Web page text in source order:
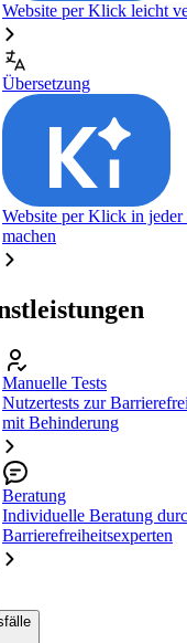
Website per Klick leicht
Übersetzung
Website per Klick in jeder
machen
Manuelle Tests
Nutzertests zur
mit Behinderung
Beratung
Individuelle Beratung
Barrierefreiheitsexperten